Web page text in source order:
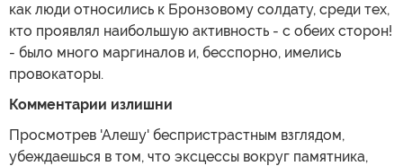
как люди относились к Бронзовому солдату, среди тех,
кто проявлял наибольшую активность - с обеих сторон!
- было много маргиналов и, бесспорно, имелись
провокаторы.
Комментарии излишни
Просмотрев 'Алешу' беспристрастным взглядом,
убеждаешься в том, что эксцессы вокруг памятника,